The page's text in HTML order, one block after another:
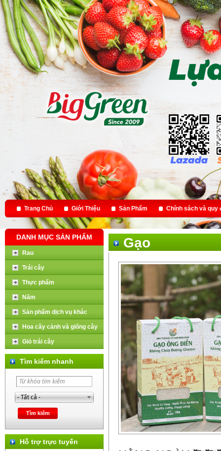
Trang Chủ Giới Thiệu Sản Phẩm Chính sách và quy
DANH MỤC SẢN PHẨM
Rau
Trái cây
Thực phẩm
Nấm
Sản phẩm dịch vụ khác
Hoa cây cảnh và giống cây
Giỏ trái cây
Tìm kiếm nhanh
Hỗ trợ trực tuyến
Gạo